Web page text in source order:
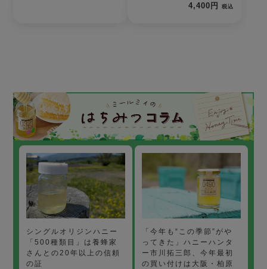
4,400円
税込
シングルオリジンハニー
「500種類目」は養蜂家
さんとの20年以上の信頼
の証
「今年も“この季節”がや
ってきた」ハニーハンタ
ー市川拓三郎、今年最初
の買い付けは大阪・柏原